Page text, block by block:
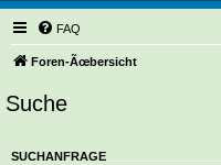
FAQ
Foren-Ãœbersicht
Suche
SUCHANFRAGE